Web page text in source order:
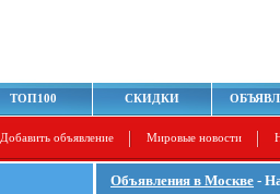
ТОП100 СКИДКИ
Добавить объявление Мировые новости
Объявления в Москве -